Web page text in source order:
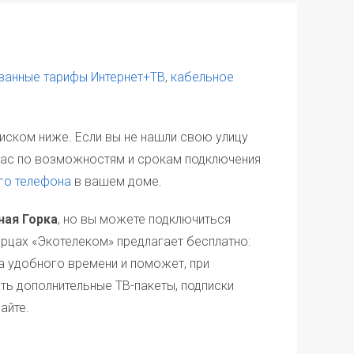
платы того тарифа,
В случае, если Абонент
1000 ₽.
счета нулевого либо
предоставлении услуг
доступа свыше
«Смотрёшка Плюс»
ПЛЮС ТВ» и на портале
не менее 1000 рублей.
тарифы Интернет+ТВ, кабельное
ниже. Если вы не нашли свою улицу
по возможностям и срокам подключения
телефона в вашем доме.
Горка, но вы можете подключиться
«Экотелеком» предлагает бесплатно:
удобного времени и поможет, при
дополнительные ТВ-пакеты, подписки